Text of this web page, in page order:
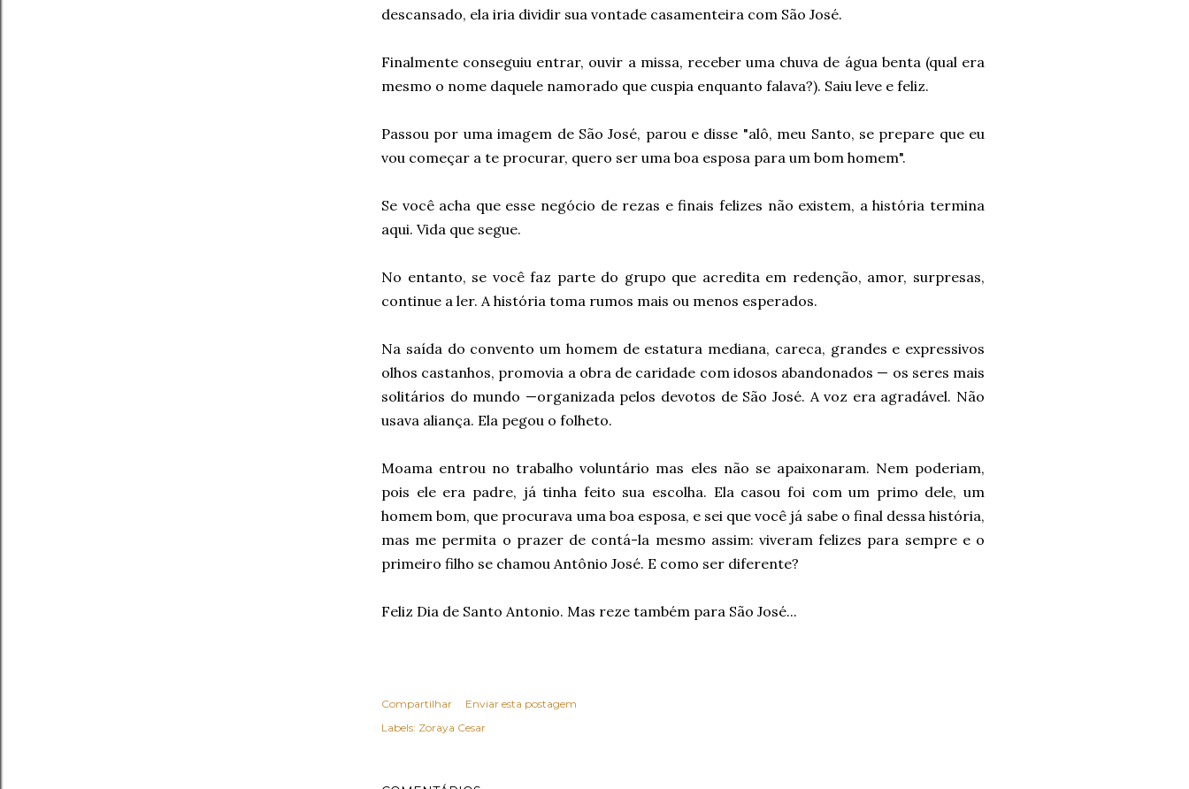
descansado, ela iria dividir sua vontade casamenteira com São José.
Finalmente conseguiu entrar, ouvir a missa, receber uma chuva de água benta (qual era
mesmo o nome daquele namorado que cuspia enquanto falava?). Saiu leve e feliz.
Passou por uma imagem de São José, parou e disse "alô, meu Santo, se prepare que eu
vou começar a te procurar, quero ser uma boa esposa para um bom homem".
Se você acha que esse negócio de rezas e finais felizes não existem, a história termina
aqui. Vida que segue.
No entanto, se você faz parte do grupo que acredita em redenção, amor, surpresas,
continue a ler. A história toma rumos mais ou menos esperados.
Na saída do convento um homem de estatura mediana, careca, grandes e expressivos
olhos castanhos, promovia a obra de caridade com idosos abandonados — os seres mais
solitários do mundo —organizada pelos devotos de São José. A voz era agradável. Não
usava aliança. Ela pegou o folheto.
Moama entrou no trabalho voluntário mas eles não se apaixonaram. Nem poderiam,
pois ele era padre, já tinha feito sua escolha. Ela casou foi com um primo dele, um
homem bom, que procurava uma boa esposa, e sei que você já sabe o final dessa história,
mas me permita o prazer de contá-la mesmo assim: viveram felizes para sempre e o
primeiro filho se chamou Antônio José. E como ser diferente?
Feliz Dia de Santo Antonio. Mas reze também para São José...
Compartilhar
Enviar esta postagem
Labels: Zoraya Cesar